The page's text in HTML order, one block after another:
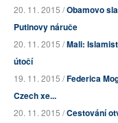
20. 11. 2015 /Obamovo
Putinovy náruče
20. 11. 2015 /Mali:
útočí
19. 11. 2015 /Federica
Czech xe...
20. 11. 2015 /Cestování